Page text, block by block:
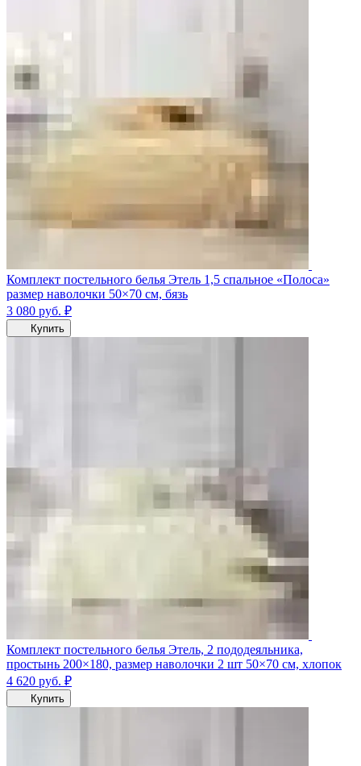
Комплект постельного белья Этель 1,5 спальное «Полоса»
размер наволочки 50×70 см, бязь
3 080 руб. ₽
Купить
Комплект постельного белья Этель, 2 пододеяльника,
простынь 200×180, размер наволочки 2 шт 50×70 см, хлопок
4 620 руб. ₽
Купить